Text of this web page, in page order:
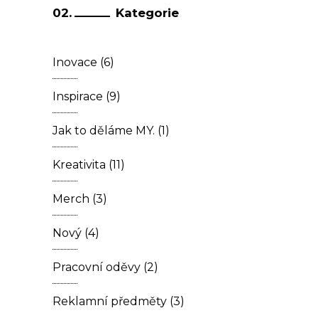
Kategorie
Inovace (6)
Inspirace (9)
Jak to děláme MY. (1)
Kreativita (11)
Merch (3)
Nový (4)
Pracovní oděvy (2)
Reklamní předměty (3)